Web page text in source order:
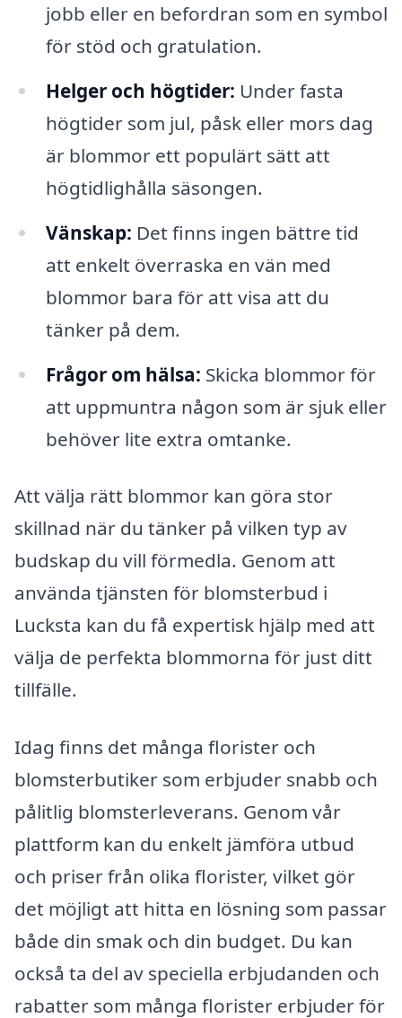
jobb eller en befordran som en symbol
för stöd och gratulation.
Helger och högtider: Under fasta
högtider som jul, påsk eller mors dag
är blommor ett populärt sätt att
högtidlighålla säsongen.
Vänskap: Det finns ingen bättre tid
att enkelt överraska en vän med
blommor bara för att visa att du
tänker på dem.
Frågor om hälsa: Skicka blommor för
att uppmuntra någon som är sjuk eller
behöver lite extra omtanke.
Att välja rätt blommor kan göra stor
skillnad när du tänker på vilken typ av
budskap du vill förmedla. Genom att
använda tjänsten för blomsterbud i
Lucksta kan du få expertisk hjälp med att
välja de perfekta blommorna för just ditt
tillfälle.
Idag finns det många florister och
blomsterbutiker som erbjuder snabb och
pålitlig blomsterleverans. Genom vår
plattform kan du enkelt jämföra utbud
och priser från olika florister, vilket gör
det möjligt att hitta en lösning som passar
både din smak och din budget. Du kan
också ta del av speciella erbjudanden och
rabatter som många florister erbjuder för